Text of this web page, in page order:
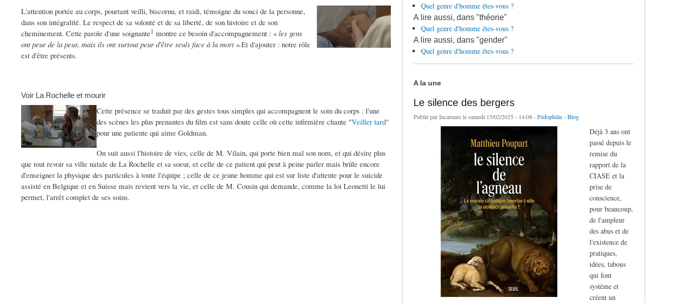
L'attention portée au corps, pourtant veilli, biscornu, et raidi, témoigne du souci de la personne,
dans son intégralité. Le respect de sa volonté et de sa liberté, de son histoire et de son
cheminement. Cette parole d'une soignante1 montre ce besoin d'accompagnement : « les gens
ont peur de la peur, mais ils ont surtout peur d'être seuls face à la mort ».Et d'ajouter : notre rôle
est d'être présents.
Voir La Rochelle et mourir
Cette présence se traduit par des gestes tous simples qui accompagnent le soin du corps : l'une
des scènes les plus prenantes du film est sans doute celle où cette infirmière chante "Veiller tard"
pour une patiente qui aime Goldman.
On suit aussi l'histoire de vies, celle de M. Vilain, qui porte bien mal son nom, et qui désire plus
que tout revoir sa ville natale de La Rochelle et sa soeur, et celle de ce patient qui peut à peine parler mais brûle encore
d'enseigner la physique des particules à toute l'équipe ; celle de ce jeune homme qui est sur liste d'attente pour le suicide
assisté en Belgique et en Suisse mais revient vers la vie, et celle de M. Cousin qui demande, comme la loi Leonetti le lui
permet, l'arrêt complet de ses soins.
Quel genre d'homme êtes-vous ?
A lire aussi, dans "théorie"
Quel genre d'homme êtes-vous ?
A lire aussi, dans "gender"
Quel genre d'homme êtes-vous ?
A la une
Le silence des bergers
Publié parIncarnarele samedi 15/02/2025 - 14:08 -Pédophilie-Blog
Déjà 3 ans ont
passé depuis le
remise du
rapport de la
CIASE et la
prise de
conscience,
pour beaucoup,
de l'ampleur
des abus et de
l'existence de
pratiques,
idées, tabous
qui font
système et
créent un